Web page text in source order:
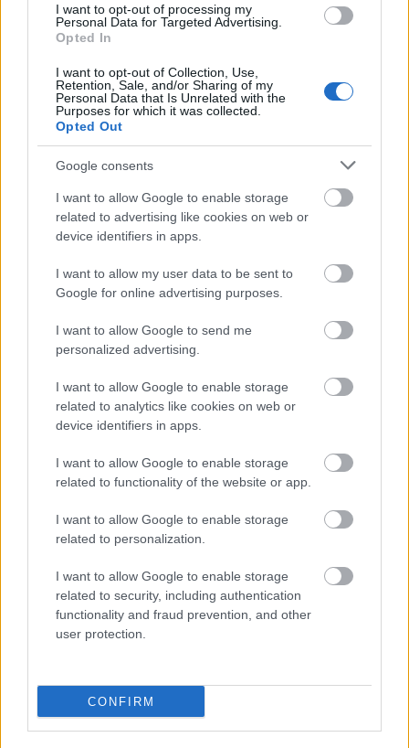
I want to opt-out of processing my
Personal Data for Targeted Advertising.
Opted In
I want to opt-out of Collection, Use,
Retention, Sale, and/or Sharing of my
Personal Data that Is Unrelated with the
Purposes for which it was collected.
Opted Out
Google consents
I want to allow Google to enable storage
related to advertising like cookies on web or
device identifiers in apps.
I want to allow my user data to be sent to
Google for online advertising purposes.
I want to allow Google to send me
personalized advertising.
I want to allow Google to enable storage
related to analytics like cookies on web or
device identifiers in apps.
I want to allow Google to enable storage
related to functionality of the website or app.
I want to allow Google to enable storage
related to personalization.
I want to allow Google to enable storage
related to security, including authentication
functionality and fraud prevention, and other
user protection.
CONFIRM
gazdaságba, miközben elősegítik a kreatív ipar
fejlődését.
Hogyan kapcsolódjunk a kortárs
művészethez?
Látogassunk el múzeumokba és
kiállításokra
A kortárs művészeti múzeumok, például a
budapesti Ludwig Múzeum, kiváló helyszínt
nyújtanak az alkotások megtekintésére és
megértésére.
A helyi művészek támogatása, például alkotásaik
vásárlásával vagy közösségi finanszírozási
kampányaikban való részvétellel, hosszú távon is
fenntarthatja a kortárs művészet fejlődését. PL:
Vegyünk részt művészeti workshopokon